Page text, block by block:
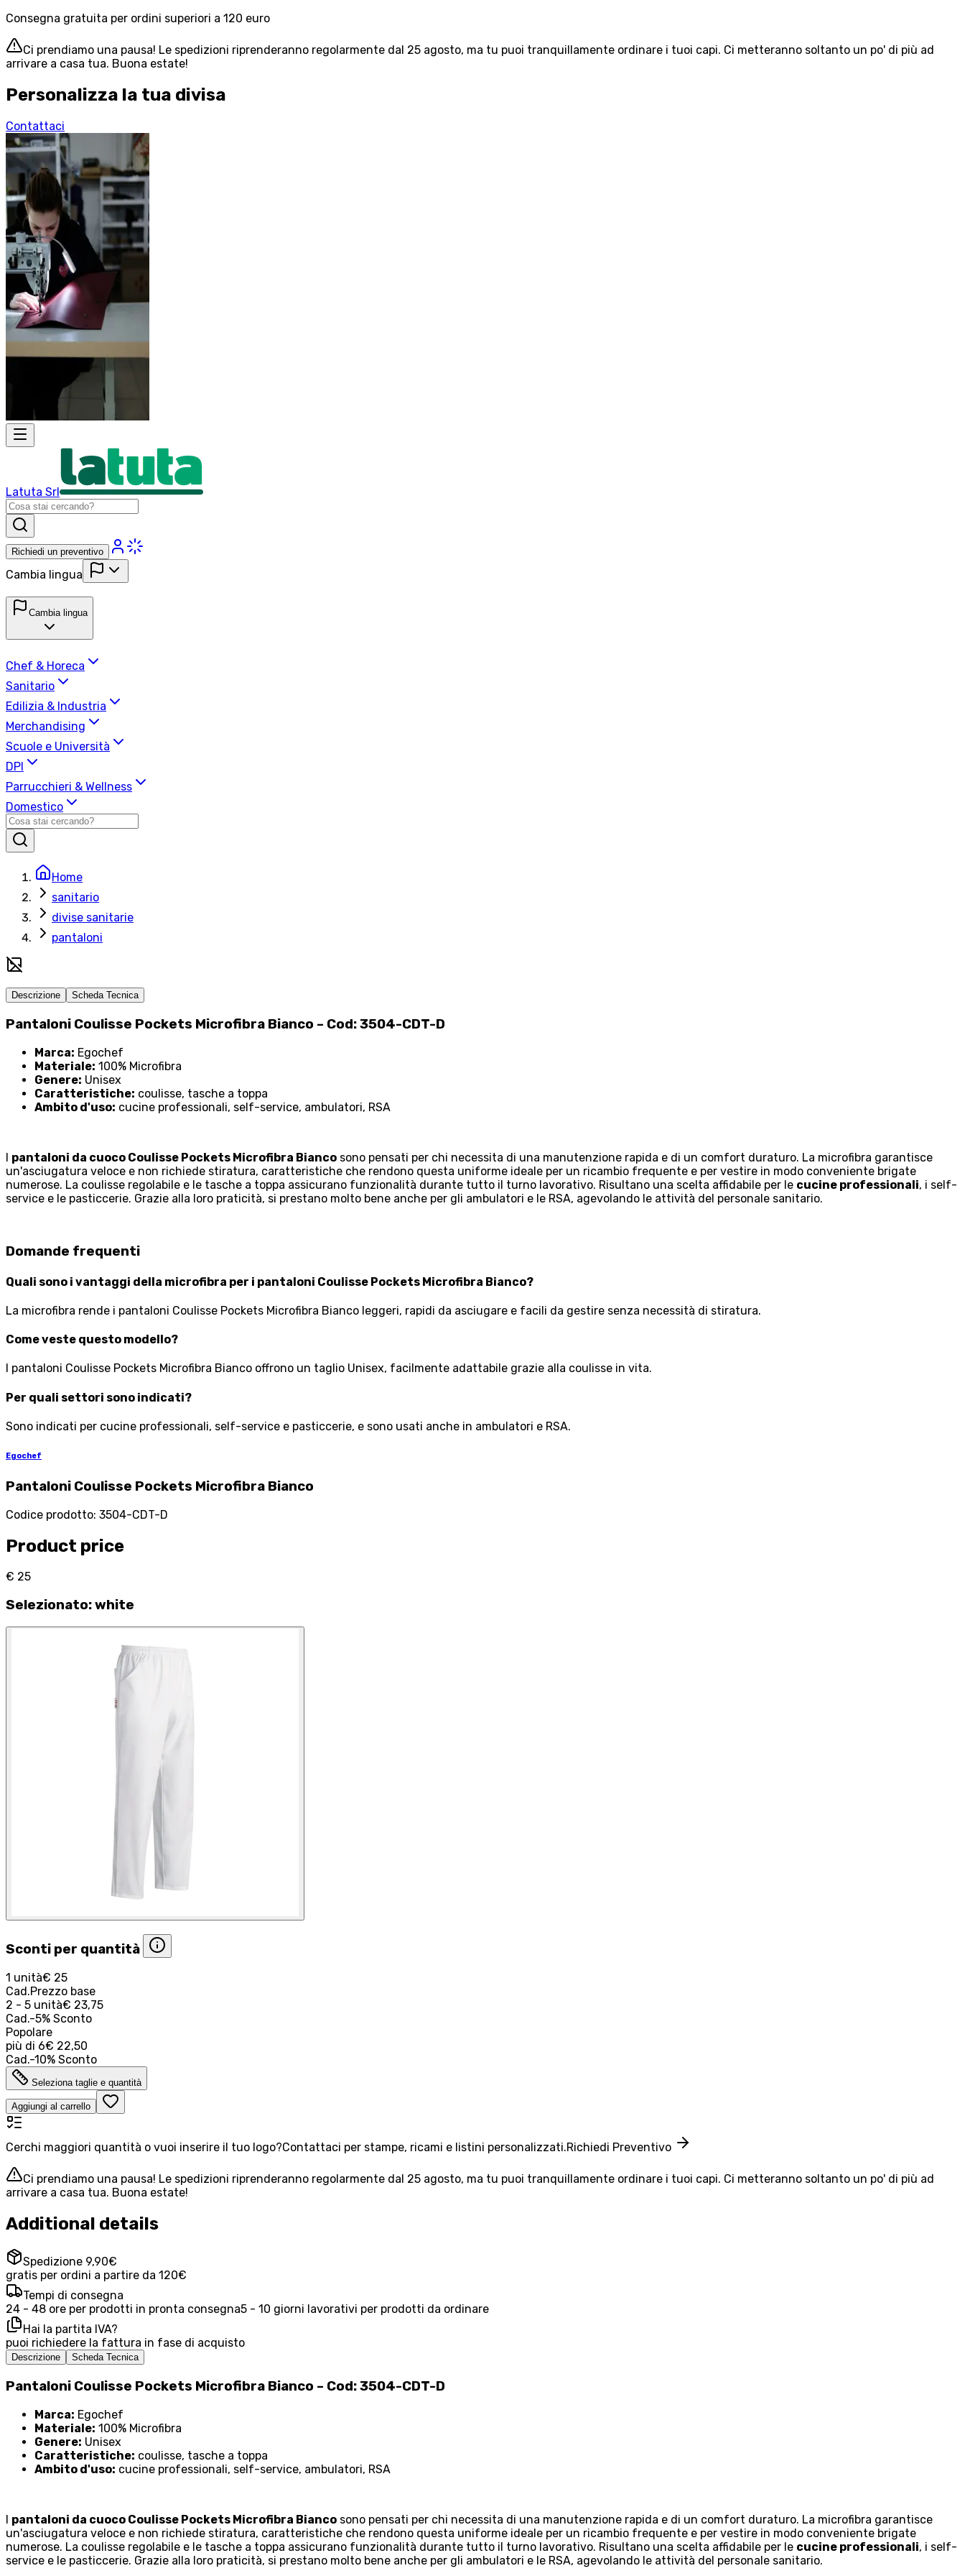
Consegna gratuita per ordini superiori a 120 euro
Ci prendiamo una pausa! Le spedizioni riprenderanno regolarmente dal 25 agosto, ma tu puoi tranquillamente ordinare i tuoi capi. Ci metteranno soltanto un po' di più ad
arrivare a casa tua. Buona estate!
Personalizza la tua divisa
Contattaci
Latuta Srl
Richiedi un preventivo
Cambia lingua
Cambia lingua
Chef & Horeca
Sanitario
Edilizia & Industria
Merchandising
Scuole e Università
DPI
Parrucchieri & Wellness
Domestico
Home
sanitario
divise sanitarie
pantaloni
Descrizione Scheda Tecnica
Pantaloni Coulisse Pockets Microfibra Bianco – Cod: 3504-CDT-D
Marca: Egochef
Materiale: 100% Microfibra
Genere: Unisex
Caratteristiche: coulisse, tasche a toppa
Ambito d'uso: cucine professionali, self-service, ambulatori, RSA
I pantaloni da cuoco Coulisse Pockets Microfibra Bianco sono pensati per chi necessita di una manutenzione rapida e di un comfort duraturo. La microfibra garantisce
un'asciugatura veloce e non richiede stiratura, caratteristiche che rendono questa uniforme ideale per un ricambio frequente e per vestire in modo conveniente brigate
numerose. La coulisse regolabile e le tasche a toppa assicurano funzionalità durante tutto il turno lavorativo. Risultano una scelta affidabile per le cucine professionali, i self-
service e le pasticcerie. Grazie alla loro praticità, si prestano molto bene anche per gli ambulatori e le RSA, agevolando le attività del personale sanitario.
Domande frequenti
Quali sono i vantaggi della microfibra per i pantaloni Coulisse Pockets Microfibra Bianco?
La microfibra rende i pantaloni Coulisse Pockets Microfibra Bianco leggeri, rapidi da asciugare e facili da gestire senza necessità di stiratura.
Come veste questo modello?
I pantaloni Coulisse Pockets Microfibra Bianco offrono un taglio Unisex, facilmente adattabile grazie alla coulisse in vita.
Per quali settori sono indicati?
Sono indicati per cucine professionali, self-service e pasticcerie, e sono usati anche in ambulatori e RSA.
Egochef
Pantaloni Coulisse Pockets Microfibra Bianco
Codice prodotto: 3504-CDT-D
Product price
€ 25
Selezionato:white
Sconti per quantità
1 unità€ 25
Cad.Prezzo base
2 - 5 unità€ 23,75
Cad.-5% Sconto
Popolare
più di 6€ 22,50
Cad.-10% Sconto
Seleziona taglie e quantità
Aggiungi al carrello
Cerchi maggiori quantità o vuoi inserire il tuo logo?Contattaci per stampe, ricami e listini personalizzati.Richiedi Preventivo
Ci prendiamo una pausa! Le spedizioni riprenderanno regolarmente dal 25 agosto, ma tu puoi tranquillamente ordinare i tuoi capi. Ci metteranno soltanto un po' di più ad
arrivare a casa tua. Buona estate!
Additional details
Spedizione 9,90€
gratis per ordini a partire da 120€
Tempi di consegna
24 - 48 ore per prodotti in pronta consegna5 - 10 giorni lavorativi per prodotti da ordinare
Hai la partita IVA?
puoi richiedere la fattura in fase di acquisto
Descrizione Scheda Tecnica
Pantaloni Coulisse Pockets Microfibra Bianco – Cod: 3504-CDT-D
Marca: Egochef
Materiale: 100% Microfibra
Genere: Unisex
Caratteristiche: coulisse, tasche a toppa
Ambito d'uso: cucine professionali, self-service, ambulatori, RSA
I pantaloni da cuoco Coulisse Pockets Microfibra Bianco sono pensati per chi necessita di una manutenzione rapida e di un comfort duraturo. La microfibra garantisce
un'asciugatura veloce e non richiede stiratura, caratteristiche che rendono questa uniforme ideale per un ricambio frequente e per vestire in modo conveniente brigate
numerose. La coulisse regolabile e le tasche a toppa assicurano funzionalità durante tutto il turno lavorativo. Risultano una scelta affidabile per le cucine professionali, i self-
service e le pasticcerie. Grazie alla loro praticità, si prestano molto bene anche per gli ambulatori e le RSA, agevolando le attività del personale sanitario.